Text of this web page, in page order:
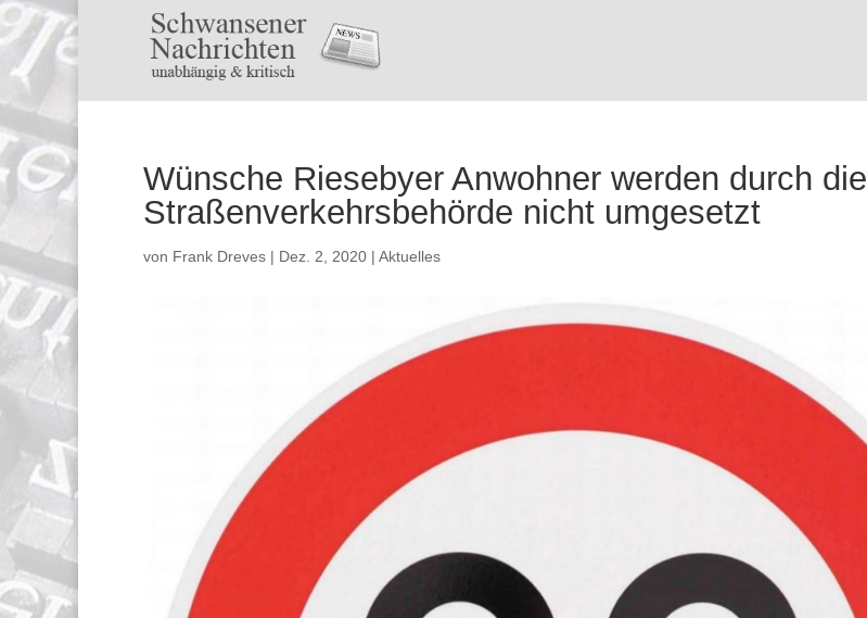
Wünsche Riesebyer Anwohner werden durch die
Straßenverkehrsbehörde nicht umgesetzt
von Frank Dreves | Dez. 2, 2020 | Aktuelles